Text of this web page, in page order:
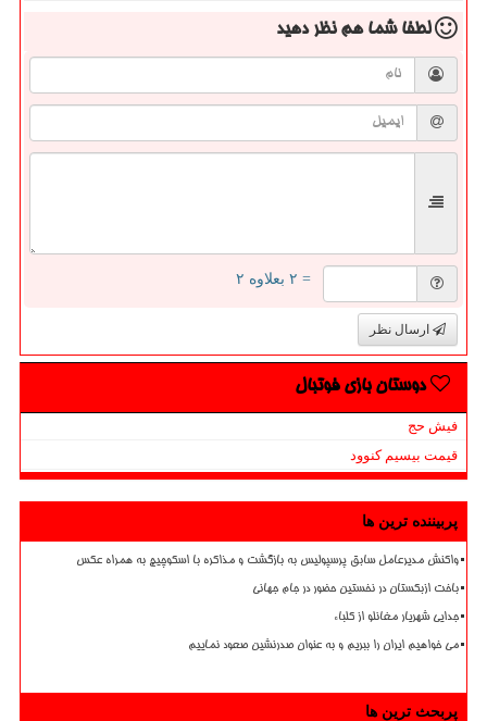
لطفا شما همنظر دهید
= ۲ بعلاوه ۲
ارسال نظر
دوستان بازی فوتبال
فیش حج
قیمت بیسیم کنوود
پربیننده ترین ها
واکنش مدیرعامل سابق پرسپولیس به بازگشت و مذاکره با اسکوچیچ به همراه عکس
باخت ازبکستان در نخستین حضور در جام جهانی
جدایی شهریار مغانلو از کلباء
می خواهیم ایران را ببریم و به عنوان صدرنشین صعود نماییم
پربحث ترین ها